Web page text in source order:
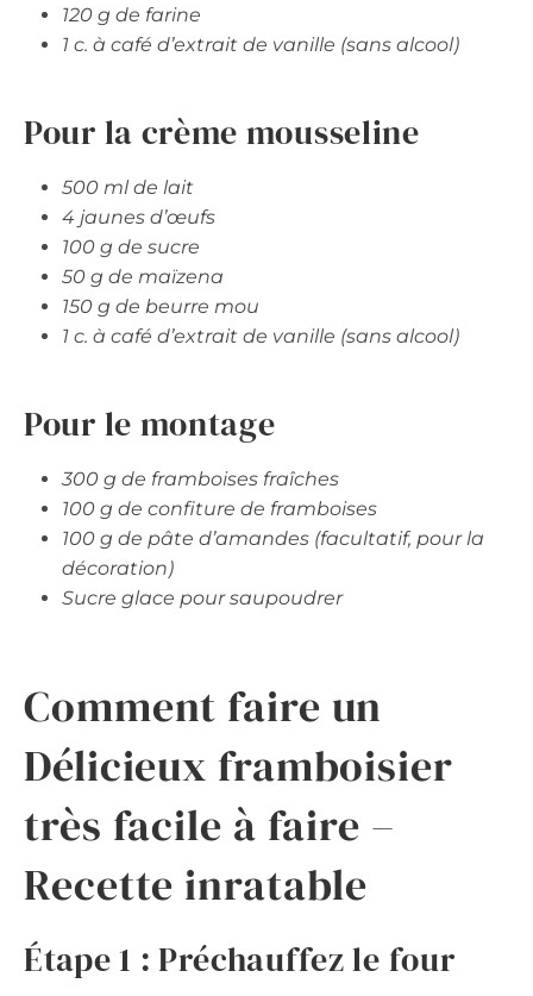
120 g de farine
1 c. à café d’extrait de vanille (sans alcool)
Pour la crème mousseline
500 ml de lait
4 jaunes d’œufs
100 g de sucre
50 g de maïzena
150 g de beurre mou
1 c. à café d’extrait de vanille (sans alcool)
Pour le montage
300 g de framboises fraîches
100 g de confiture de framboises
100 g de pâte d’amandes (facultatif, pour la
décoration)
Sucre glace pour saupoudrer
Comment faire un
Délicieux framboisier
très facile à faire –
Recette inratable
Étape 1 : Préchauffez le four